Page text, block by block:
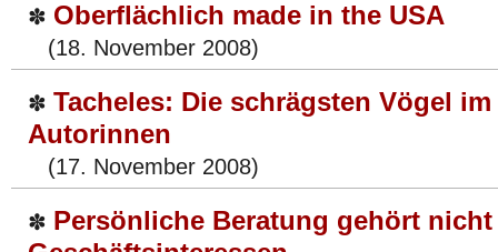
✽ Oberflächlich made in the USA
(18. November 2008)
✽ Tacheles: Die schrägsten Vögel
Autorinnen
(17. November 2008)
✽ Persönliche Beratung gehört